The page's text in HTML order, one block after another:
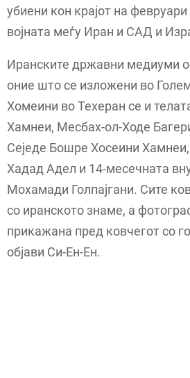
убиени кон крајот на
војната меѓу Иран и САД и
Иранските државни медиуми
оние што се изложени во
Хомеини во Техеран се и
Хамнеи, Месбах-ол-Ходе
Сеједе Бошре Хосеини
Хадад Адел и 14-месечната
Мохамади Голпајгани. Сите
со иранското знаме, а
прикажана пред ковчегот со
објави Си-Ен-Ен.